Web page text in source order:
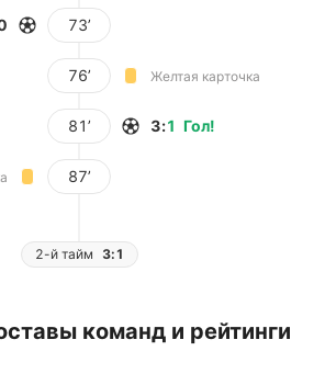
73’
76’ Желтая карточка
81’ Гол!
3:1
87’
2-й тайм 3:1
команд и рейтинги